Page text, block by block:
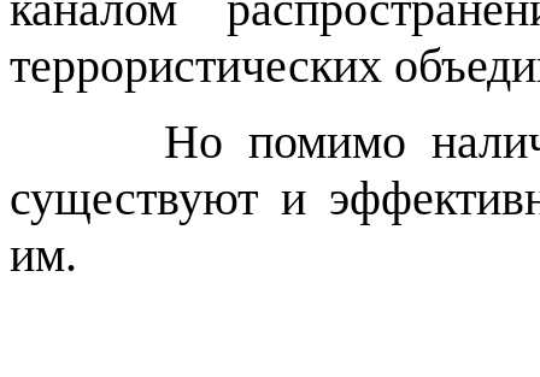
террористических
Но помимо
существуют и
им.